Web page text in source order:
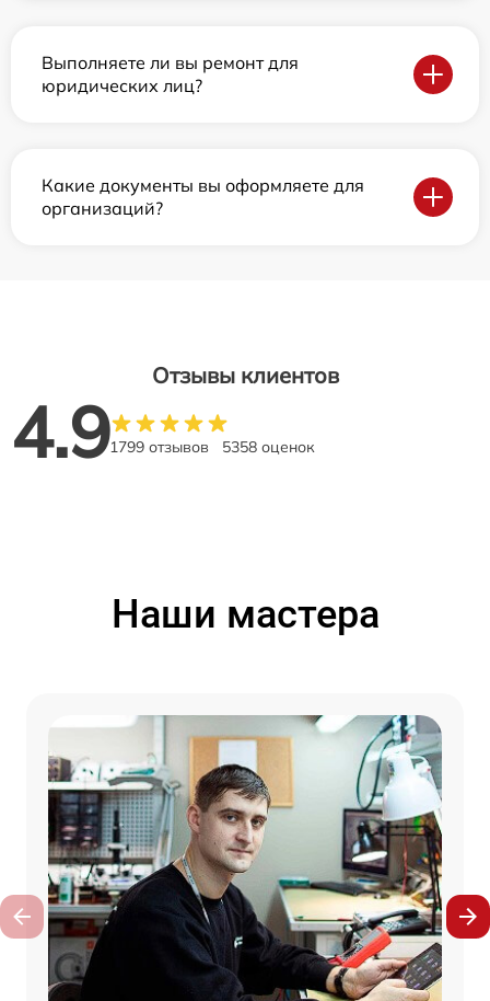
Выполняете ли вы ремонт для
юридических лиц?
Какие документы вы оформляете для
организаций?
Отзывы клиентов
4.91799 отзывов 5358 оценок
Наши мастера